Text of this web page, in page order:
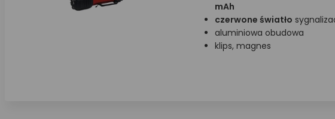
mAh
czerwone światło
aluminiowa obudowa
klips, magnes